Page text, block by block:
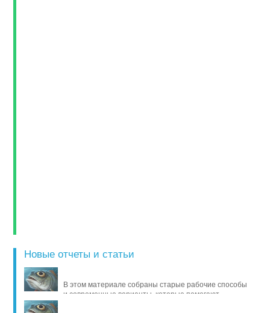
Новые отчеты и статьи
В этом материале собраны старые рабочие способы
и современные варианты, которые помогают